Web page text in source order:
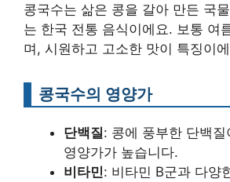
콩국수는 삶은 콩을 갈아 만든 국
는 한국 전통 음식이에요. 보통 여
며, 시원하고 고소한 맛이 특징이
콩국수의 영양가
단백질: 콩에 풍부한 단백
영양가가 높습니다.
비타민: 비타민 B군과 다양